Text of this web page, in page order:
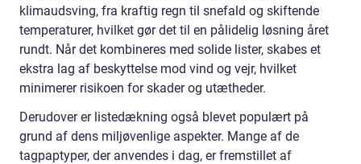
klimaudsving, fra kraftig regn til snefald og skiftende
temperaturer, hvilket gør det til en pålidelig løsning året
rundt. Når det kombineres med solide lister, skabes et
ekstra lag af beskyttelse mod vind og vejr, hvilket
minimerer risikoen for skader og utætheder.
Derudover er listedækning også blevet populært på
grund af dens miljøvenlige aspekter. Mange af de
tagpaptyper, der anvendes i dag, er fremstillet af